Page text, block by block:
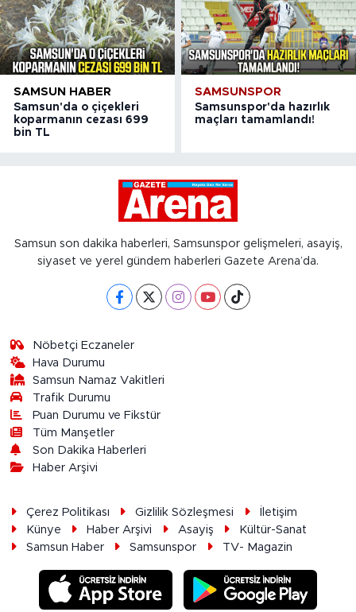
SAMSUN HABER
Samsun'da o çiçekleri
koparmanın cezası 699
bin TL
SAMSUNSPOR
Samsunspor'da hazırlık
maçları tamamlandı!
Samsun son dakika haberleri, Samsunspor gelişmeleri, asayiş,
siyaset ve yerel gündem haberleri Gazete Arena’da.
Nöbetçi Eczaneler
Hava Durumu
Samsun Namaz Vakitleri
Trafik Durumu
Puan Durumu ve Fikstür
Tüm Manşetler
Son Dakika Haberleri
Haber Arşivi
Çerez Politikası Gizlilik Sözleşmesi
İletişim
Künye
Haber Arşivi Asayiş
Kültür-Sanat
Samsun Haber
Samsunspor TV- Magazin